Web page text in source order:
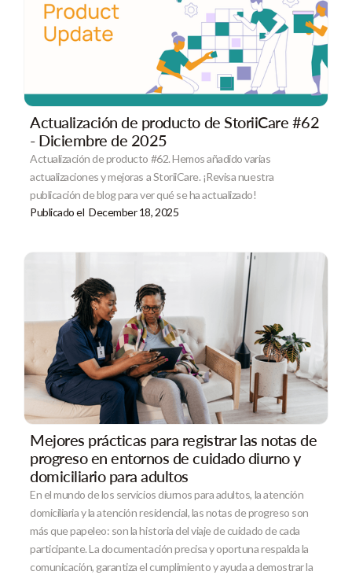
Actualización de producto de StoriiCare #62
- Diciembre de 2025
Actualización de producto #62. Hemos añadido varias
actualizaciones y mejoras a StoriiCare. ¡Revisa nuestra
publicación de blog para ver qué se ha actualizado!
Publicado el December 18, 2025
Mejores prácticas para registrar las notas de
progreso en entornos de cuidado diurno y
domiciliario para adultos
En el mundo de los servicios diurnos para adultos, la atención
domiciliaria y la atención residencial, las notas de progreso son
más que papeleo: son la historia del viaje de cuidado de cada
participante. La documentación precisa y oportuna respalda la
comunicación, garantiza el cumplimiento y ayuda a demostrar la